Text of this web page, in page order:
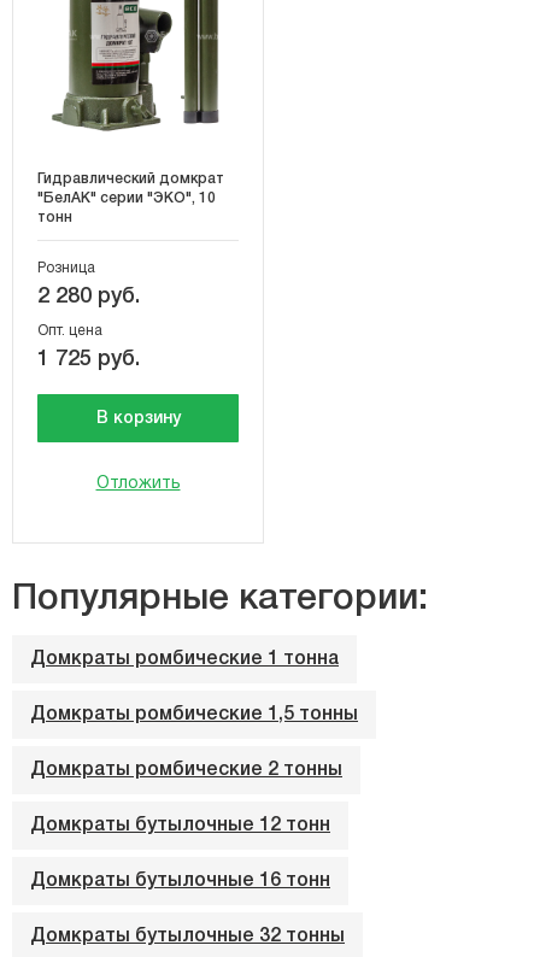
Гидравлический домкрат
"БелАК" серии "ЭКО", 10
тонн
Розница
2 280 руб.
Опт. цена
1 725 руб.
В корзину
Отложить
Популярные категории:
Домкраты ромбические 1 тонна
Домкраты ромбические 1,5 тонны
Домкраты ромбические 2 тонны
Домкраты бутылочные 12 тонн
Домкраты бутылочные 16 тонн
Домкраты бутылочные 32 тонны